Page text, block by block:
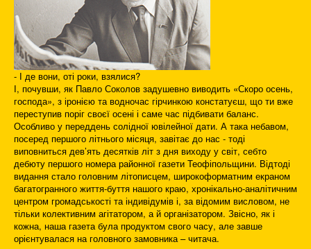
- І де вони, оті роки, взялися?
І, почувши, як Павло Соколов задушевно виводить «Скоро осень,
господа», з іронією та водночас гірчинкою констатуєш, що ти вже
переступив поріг своєї осені і саме час підбивати баланс.
Особливо у переддень солідної ювілейної дати. А така небавом,
посеред першого літнього місяця, завітає до нас - тоді
виповниться дев’ять десятків літ з дня виходу у світ, себто
дебюту першого номера районної газети Теофіпольщини. Відтоді
видання стало головним літописцем, широкоформатним екраном
багатогранного життя-буття нашого краю, хронікально-аналітичним
центром громадськості та індивідумів і, за відомим висловом, не
тільки колективним агітатором, а й організатором. Звісно, як і
кожна, наша газета була продуктом свого часу, але завше
орієнтувалася на головного замовника – читача.